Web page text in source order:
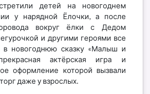
детей на новогоднем
у нарядной Ёлочки, а после
вокруг ёлки с Дедом
и другими героями все
в новогоднюю сказку «Малыш и
актёрская игра и
оформление которой вызвали
даже у взрослых.